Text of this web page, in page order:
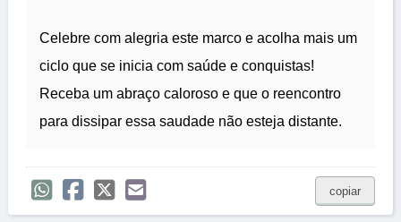
Celebre com alegria este marco e acolha mais um
ciclo que se inicia com saúde e conquistas!
Receba um abraço caloroso e que o reencontro
para dissipar essa saudade não esteja distante.
copiar